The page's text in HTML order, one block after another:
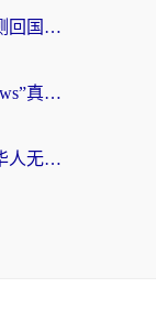
云极和GOGO哪个好？海外党亲测回国加速器选择指南（附iOS免费&Windows VPN实用技巧）
海外党别踩坑！“vpn破解版windows”真的能用？教你选对回国加速器无缝刷国内资源
北美看剧神器怎么选？2026海外华人无缝访问国内资源全攻略